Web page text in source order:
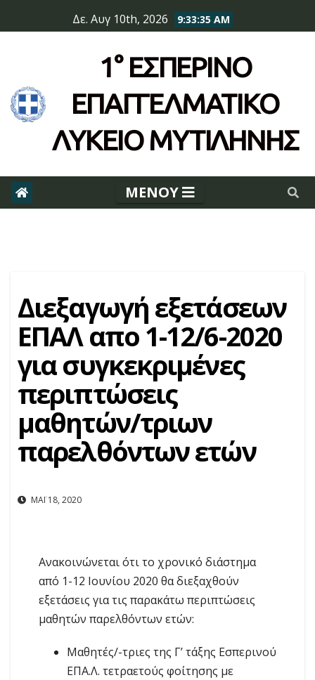
to
Δε. Αυγ 10th, 2026 9:33:35 AM
1° ΕΣΠΕΡΙΝΌ
ΕΠΆΓΓΕΛΜΑΤΙΚΟ
ΛΥΚΕΙΟ ΜΥΤΙΛΗΝΗΣ
Διεξαγωγή εξετάσεων
ΕΠΑΛ απο 1-12/6-2020
για συγκεκριμένες
περιπτώσεις
μαθητών/τριων
παρελθόντων ετών
ΜΆΙ 18, 2020
Ανακοινώνεται ότι το χρονικό διάστημα
από 1-12 Ιουνίου 2020 θα διεξαχθούν
εξετάσεις για τις παρακάτω περιπτώσεις
μαθητών παρελθόντων ετών:
Μαθητές/-τριες της Γ’ τάξης Εσπερινού
ΕΠΑ.Λ. τετραετούς φοίτησης με